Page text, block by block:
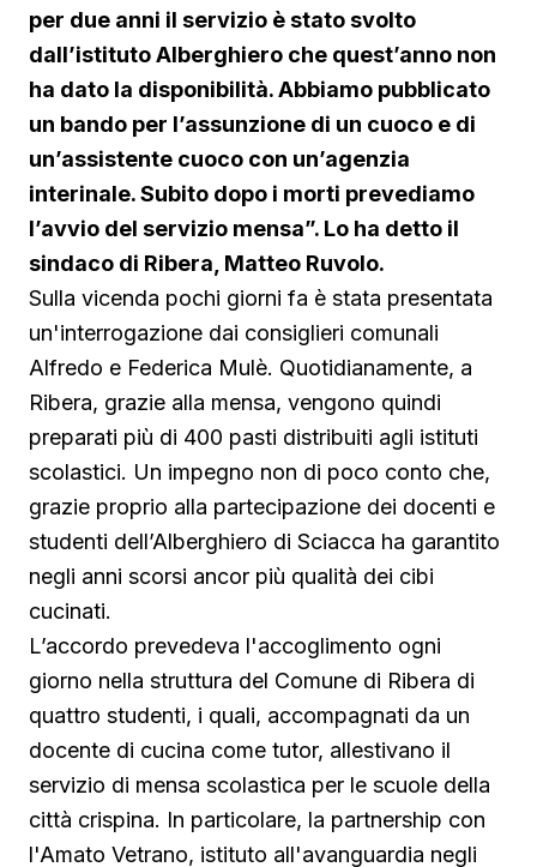
per due anni il servizio è stato svolto
dall’istituto Alberghiero che quest’anno non
ha dato la disponibilità. Abbiamo pubblicato
un bando per l’assunzione di un cuoco e di
un’assistente cuoco con un’agenzia
interinale. Subito dopo i morti prevediamo
l’avvio del servizio mensa”. Lo ha detto il
sindaco di Ribera, Matteo Ruvolo.
Sulla vicenda pochi giorni fa è stata presentata
un'interrogazione dai consiglieri comunali
Alfredo e Federica Mulè. Quotidianamente, a
Ribera, grazie alla mensa, vengono quindi
preparati più di 400 pasti distribuiti agli istituti
scolastici. Un impegno non di poco conto che,
grazie proprio alla partecipazione dei docenti e
studenti dell’Alberghiero di Sciacca ha garantito
negli anni scorsi ancor più qualità dei cibi
cucinati.
L’accordo prevedeva l'accoglimento ogni
giorno nella struttura del Comune di Ribera di
quattro studenti, i quali, accompagnati da un
docente di cucina come tutor, allestivano il
servizio di mensa scolastica per le scuole della
città crispina. In particolare, la partnership con
l'Amato Vetrano, istituto all'avanguardia negli